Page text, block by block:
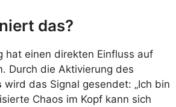
das?
hat einen direkten Einfluss auf
Durch die Aktivierung des
wird das Signal gesendet: „Ich bin
Chaos im Kopf kann sich